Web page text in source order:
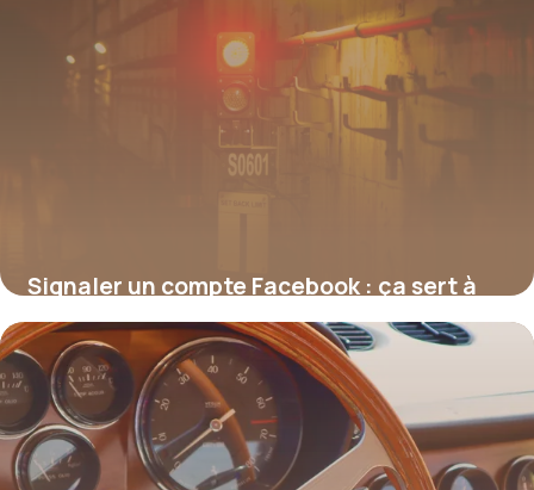
Signaler un compte Facebook : ça sert à
quoi, concrètement ?
17 juillet 2026